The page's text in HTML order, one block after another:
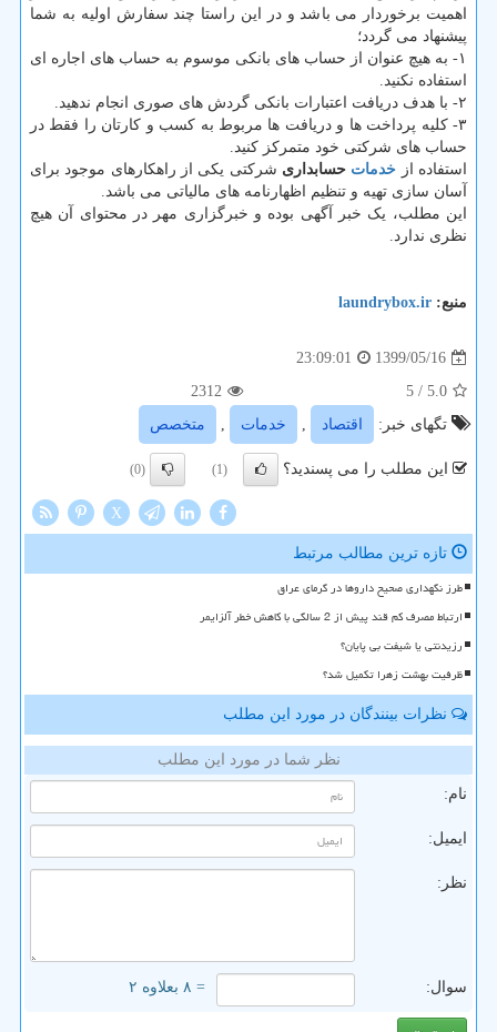
اهمیت برخوردار می باشد و در این راستا چند سفارش اولیه به شما
پیشنهاد می گردد؛
۱- به هیچ عنوان از حساب های بانکی موسوم به حساب های اجاره ای
استفاده نکنید.
۲- با هدف دریافت اعتبارات بانکی گردش های صوری انجام ندهید.
۳- کلیه پرداخت ها و دریافت ها مربوط به کسب و کارتان را فقط در
حساب های شرکتی خود متمرکز کنید.
استفاده از خدمات حسابداری شرکتی یکی از راهکارهای موجود برای
آسان سازی تهیه و تنظیم اظهارنامه های مالیاتی می باشد.
این مطلب، یک خبر آگهی بوده و خبرگزاری مهر در محتوای آن هیچ
نظری ندارد.
منبع: laundrybox.ir
1399/05/16
23:09:01
5.0
/ 5
2312
تگهای خبر:
اقتصاد , خدمات , متخصص
این مطلب را می پسندید؟ (1)
(0)
X
تازه ترین مطالب مرتبط
طرز نگهداری صحیح داروها در گرمای عراق
ارتباط مصرف کم قند پیش از 2 سالگی با کاهش خطر آلزایمر
رزیدنتی یا شیفت بی پایان؟
ظرفیت بهشت زهرا تکمیل شد؟
نظرات بینندگان در مورد این مطلب
نظر شما در مورد این مطلب
نام:
ایمیل:
نظر:
سوال: = ۸ بعلاوه ۲